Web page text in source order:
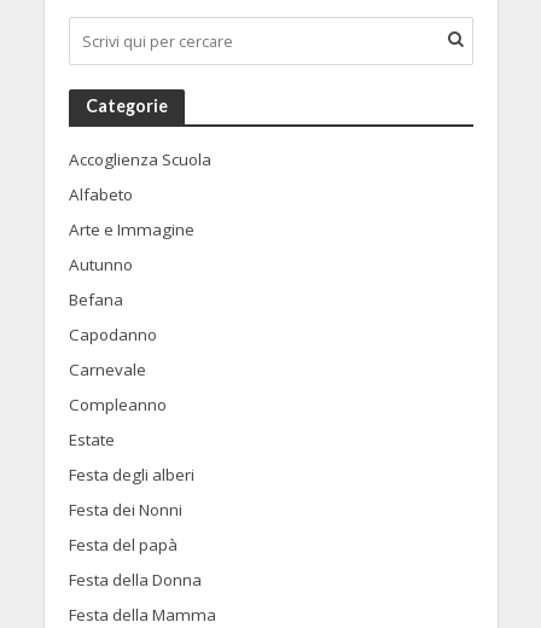
Categorie
Accoglienza Scuola
Alfabeto
Arte e Immagine
Autunno
Befana
Capodanno
Carnevale
Compleanno
Estate
Festa degli alberi
Festa dei Nonni
Festa del papà
Festa della Donna
Festa della Mamma